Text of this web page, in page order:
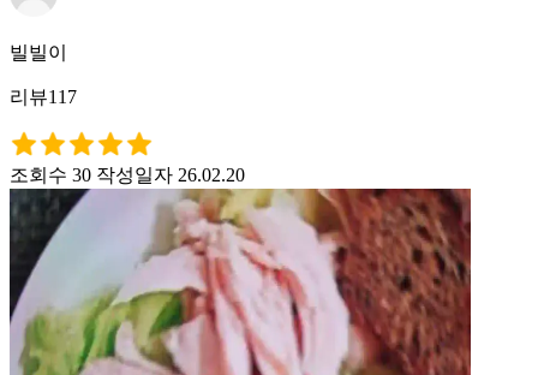
빌빌이
리뷰117
조회수 30 작성일자 26.02.20